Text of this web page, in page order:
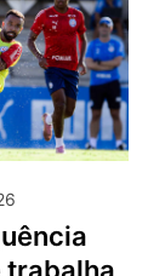
trabalha